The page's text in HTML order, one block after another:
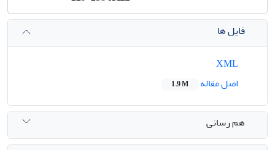
فایل ها
اصل مقاله
1.9 M
هم رسانی